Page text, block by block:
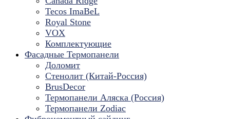
Tecos ImaBeL
Royal Stone
VOX
Комплектующие
Фасадные Термопанели
Доломит
Стенолит (Китай-Россия)
BrusDecor
Термопанели Аляска (Россия)
Термопанели Zodiac